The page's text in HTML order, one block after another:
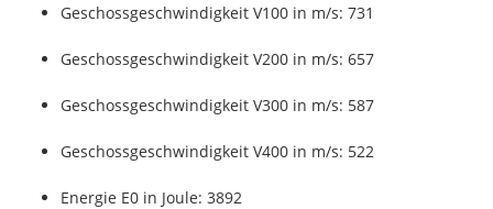
Geschossgeschwindigkeit V100 in m/s: 731
Geschossgeschwindigkeit V200 in m/s: 657
Geschossgeschwindigkeit V300 in m/s: 587
Geschossgeschwindigkeit V400 in m/s: 522
Energie E0 in Joule: 3892